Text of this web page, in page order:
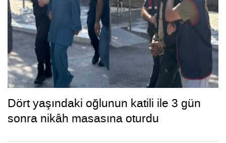
Dört yaşındaki oğlunun katili ile 3 gün
sonra nikâh masasına oturdu